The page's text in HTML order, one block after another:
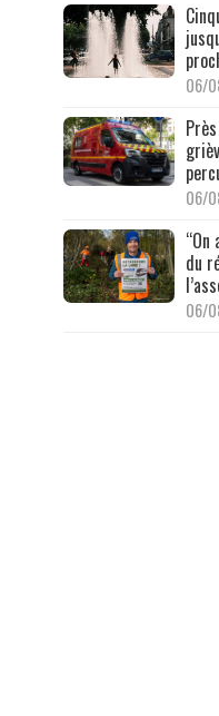
06/
06/
du
06/